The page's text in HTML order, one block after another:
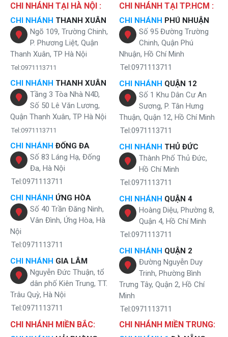
CHI NHÁNH TẠI HÀ NỘI :
CHI NHÁNH THANH XUÂN
Ngõ 109, Trường Chinh,
P. Phương Liệt, Quận
Thanh Xuân, TP Hà Nội
Tel:0971113711
CHI NHÁNH THANH XUÂN
Tầng 3 Tòa Nhà N4D,
Số 50 Lê Văn Lương,
Quận Thanh Xuân, TP Hà Nội
Tel:0971113711
CHI NHÁNH ĐỐNG ĐA
Số 83 Láng Hạ, Đống
Đa, Hà Nội
Tel:0971113711
CHI NHÁNH ỨNG HÒA
Số 40 Trần Đăng Ninh,
Vân Đình, Ứng Hòa, Hà
Nội
Tel:0971113711
CHI NHÁNH GIA LÂM
Nguyễn Đức Thuận, tổ
dân phố Kiên Trung, TT.
Trâu Quỳ, Hà Nội
Tel:0971113711
CHI NHÁNH TẠI TP.HCM :
CHI NHÁNH PHÚ NHUẬN
Số 95 Đường Trường
Chinh, Quận Phú
Nhuận, Hồ Chí Minh
Tel:0971113711
CHI NHÁNH QUẬN 12
Số 1 Khu Dân Cư An
Sương, P. Tân Hưng
Thuận, Quận 12, Hồ Chí Minh
Tel:0971113711
CHI NHÁNH THỦ ĐỨC
Thành Phố Thủ Đức,
Hồ Chí Minh
Tel:0971113711
CHI NHÁNH QUẬN 4
Hoàng Diệu, Phường 8,
Quận 4, Hồ Chí Minh
Tel:0971113711
CHI NHÁNH QUẬN 2
Đường Nguyễn Duy
Trinh, Phường Bình
Trưng Tây, Quận 2, Hồ Chí
Minh
Tel:0971113711
CHI NHÁNH MIỀN BẮC: CHI NHÁNH MIỀN TRUNG: